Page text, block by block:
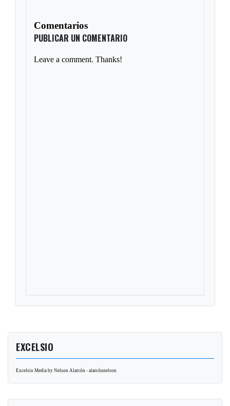
Comentarios
PUBLICAR UN COMENTARIO
Leave a comment. Thanks!
EXCELSIO
Excelsio Media by Nelson Alarcón - alarcónnelson